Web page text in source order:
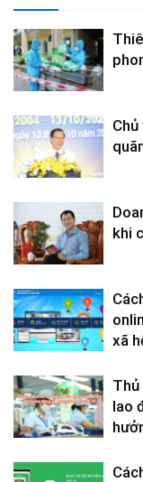
khi
xã
Thủ
lao